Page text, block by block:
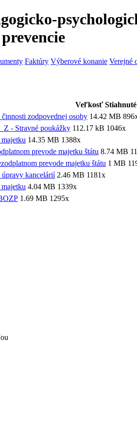
Faktúry Výberové konanie Verejné
Veľkosť Stiahnuté
zodpovednej osoby 14.42 MB
- Stravné poukážky 112.17 kB 1046x
14.35 MB 1388x
prevode majetku štátu 8.74 MB
prevode majetku štátu 1 MB
úpravy kancelárií 2.46 MB 1181x
4.04 MB 1339x
1.69 MB 1295x